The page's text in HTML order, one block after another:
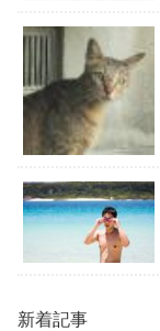
新着記事